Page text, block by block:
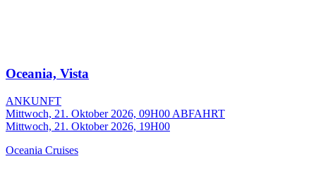
Oceania, Vista
ANKUNFT
Mittwoch, 21. Oktober 2026, 09H00 ABFAHRT
Mittwoch, 21. Oktober 2026, 19H00
Oceania Cruises